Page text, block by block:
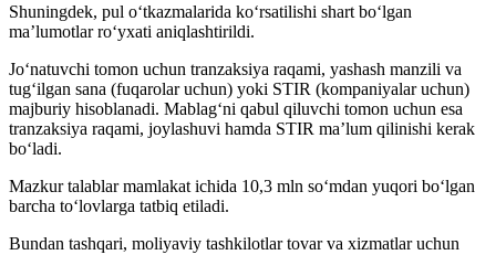
Shuningdek, pul o‘tkazmalarida ko‘rsatilishi shart bo‘lgan
ma’lumotlar ro‘yxati aniqlashtirildi.
Jo‘natuvchi tomon uchun tranzaksiya raqami, yashash manzili va
tug‘ilgan sana (fuqarolar uchun) yoki STIR (kompaniyalar uchun)
majburiy hisoblanadi. Mablag‘ni qabul qiluvchi tomon uchun esa
tranzaksiya raqami, joylashuvi hamda STIR ma’lum qilinishi kerak
bo‘ladi.
Mazkur talablar mamlakat ichida 10,3 mln so‘mdan yuqori bo‘lgan
barcha to‘lovlarga tatbiq etiladi.
Bundan tashqari, moliyaviy tashkilotlar tovar va xizmatlar uchun